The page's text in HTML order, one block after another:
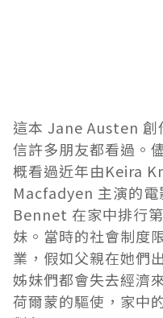
這本 Jane Austen 創
信許多朋友都看過。
概看過近年由Keira
Macfadyen 主演的
Bennet 在家中排行
妹。當時的社會制度
業，假如父親在她們
姊妹們都會失去經濟
荷爾蒙的驅使，家中